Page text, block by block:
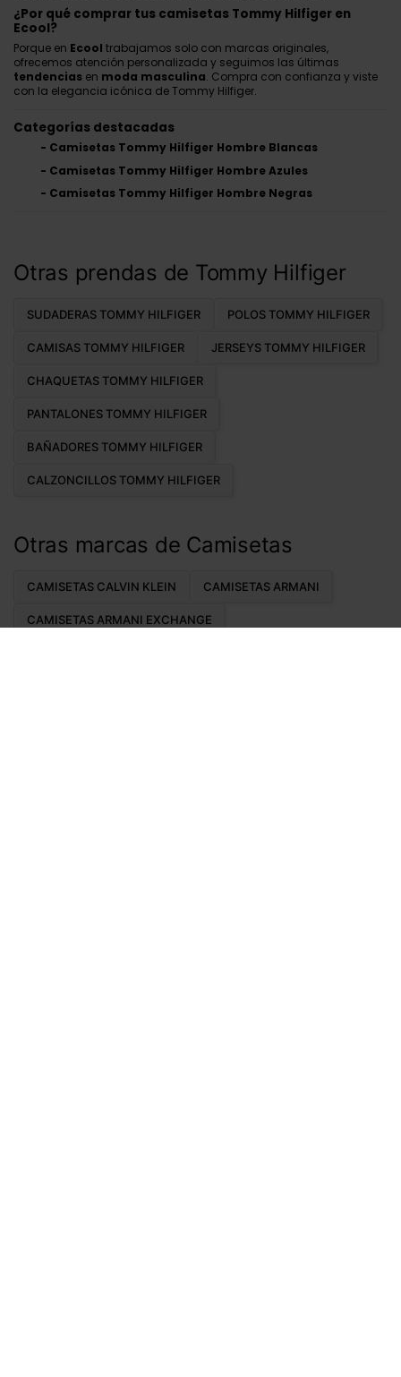
¿Por qué comprar tus camisetas Tommy Hilfiger en
Ecool?
Porque en Ecool trabajamos solo con marcas originales,
ofrecemos atención personalizada y seguimos las últimas
tendencias en moda masculina. Compra con confianza y viste
con la elegancia icónica de Tommy Hilfiger.
Categorías destacadas
- Camisetas Tommy Hilfiger Hombre Blancas
- Camisetas Tommy Hilfiger Hombre Azules
- Camisetas Tommy Hilfiger Hombre Negras
Otras prendas de Tommy Hilfiger
SUDADERAS TOMMY HILFIGER POLOS TOMMY HILFIGER
CAMISAS TOMMY HILFIGER JERSEYS TOMMY HILFIGER
CHAQUETAS TOMMY HILFIGER
PANTALONES TOMMY HILFIGER
BAÑADORES TOMMY HILFIGER
CALZONCILLOS TOMMY HILFIGER
Otras marcas de Camisetas
CAMISETAS CALVIN KLEIN CAMISETAS ARMANI
CAMISETAS ARMANI EXCHANGE